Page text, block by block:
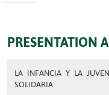
PRESENTATION
LA INFANCIA Y LA
SOLIDARIA